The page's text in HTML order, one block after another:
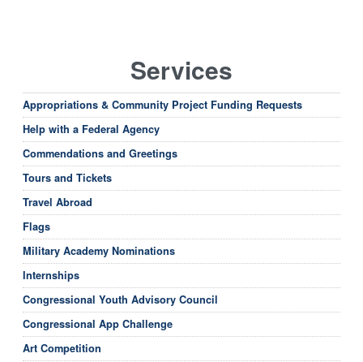
Services
Appropriations & Community Project Funding Requests
Help with a Federal Agency
Commendations and Greetings
Tours and Tickets
Travel Abroad
Flags
Military Academy Nominations
Internships
Congressional Youth Advisory Council
Congressional App Challenge
Art Competition